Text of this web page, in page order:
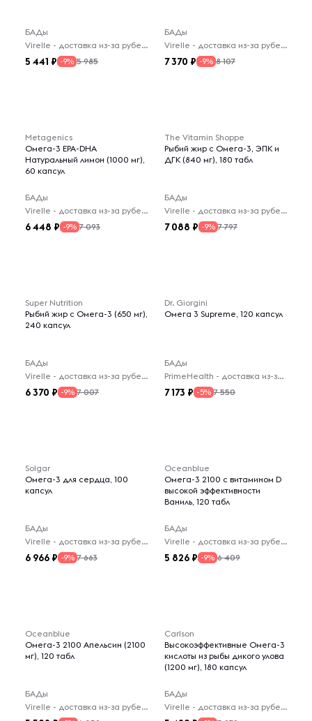
БАДы
Virelle - доставка из-за рубежа
5 441 -9% 5 985
БАДы
Virelle - доставка из-за рубежа
7 370 -9% 8 107
Metagenics
Омега-3 EPA-DHA
Натуральный лимон (1000 мг),
60 капсул
БАДы
Virelle - доставка из-за рубежа
6 448 -9% 7 093
The Vitamin Shoppe
Рыбий жир с Омега-3, ЭПК и
ДГК (840 мг), 180 табл
БАДы
Virelle - доставка из-за рубежа
7 088 -9% 7 797
Super Nutrition
Рыбий жир с Омега-3 (650 мг),
240 капсул
БАДы
Virelle - доставка из-за рубежа
6 370 -9% 7 007
Dr. Giorgini
Омега 3 Supreme, 120 капсул
БАДы
PrimeHealth - доставка из-за рубежа
7 173 -5% 7 550
Solgar
Омега-3 для сердца, 100
капсул
БАДы
Virelle - доставка из-за рубежа
6 966 -9% 7 663
Oceanblue
Омега-3 2100 с витамином D
высокой эффективности
Ваниль, 120 табл
БАДы
Virelle - доставка из-за рубежа
5 826 -9% 6 409
Oceanblue
Омега-3 2100 Апельсин (2100
мг), 120 табл
БАДы
Virelle - доставка из-за рубежа
Carlson
Высокоэффективные Омега-3
кислоты из рыбы дикого улова
(1200 мг), 180 капсул
БАДы
Virelle - доставка из-за рубежа